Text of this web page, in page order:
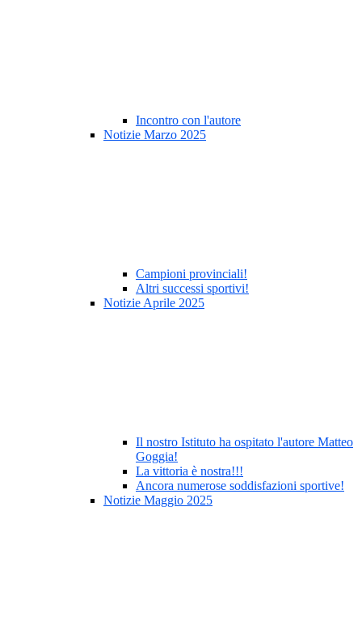
Incontro con l'autore
Notizie Marzo 2025
Campioni provinciali!
Altri successi sportivi!
Notizie Aprile 2025
Il nostro Istituto ha ospitato l'autore Matteo
Goggia!
La vittoria è nostra!!!
Ancora numerose soddisfazioni sportive!
Notizie Maggio 2025